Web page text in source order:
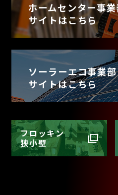
ホームセンター事
サイトはこちら
ソーラーエコ事業部
サイトはこちら
フロッキン
狭小壁